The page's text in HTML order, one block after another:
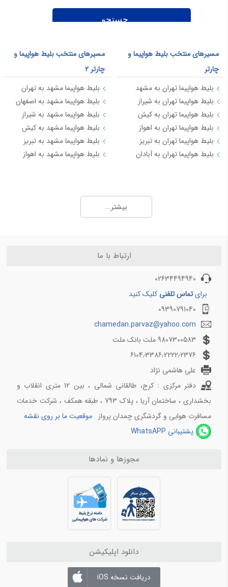
مسیرهای منتخب بلیط هواپیما و
چارتر
بلیط هواپیما تهران به مشهد
بلیط هواپیما تهران به شیراز
بلیط هواپیما تهران به کیش
بلیط هواپیما تهران به اهواز
بلیط هواپیما تهران به تبریز
بلیط هواپیما تهران به آبادان
مسیرهای منتخب بلیط هواپیما و
چارتر 2
بلیط هواپیما مشهد به تهران
بلیط هواپیما مشهد به اصفهان
بلیط هواپیما مشهد به شیراز
بلیط هواپیما مشهد به کیش
بلیط هواپیما مشهد به تبریز
بلیط هواپیما مشهد به اهواز
بلیط هواپیما کیش به تهران
مسیرهای منتخب بلیط هواپیما و چارتر 4
بلیط هواپیما اهواز به تهران
بلیط هواپیما اهواز به مشهد
بلیط هواپیما اصفهان به تهران
بلیط هواپیما اصفهان به مشهد
بلیط هواپیما شیراز به تهران
بلیط هواپیما شیراز به مشهد
بیشتر...
ارتباط با ما
02634494940
برایتماس تلفنی کلیک کنید
09390791040
chamedan.parvaz@yahoo.com
9807300583 ملت بانک ملت
6104٫3386٫2222٫2376
علی هاشمی نژاد
دفتر مرکزی : کرج، طالقانی شمالی ، بین 12 متری انقلاب و
بخشداری ، ساختمان آریا ، پلاک 793 ، طبقه همکف ، شرکت خدمات
مسافرت هوایی و گردشگری چمدان پرواز موقعیت ما بر روی نقشه
پشتیبانی WhatsAPP
مجوزها و نمادها
دانلود اپلیکیشن
دریافت نسخه iOS